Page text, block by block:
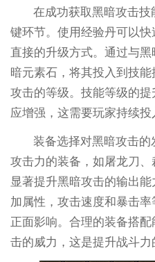
在成功获取黑暗攻击
键环节。使用经验丹可以
直接的升级方式。通过与
暗元素石，将其投入到技
攻击的等级。技能等级的
应增强，这需要玩家持续投
装备选择对黑暗攻击
攻击力的装备，如屠龙刀
显著提升黑暗攻击的输出
加属性，攻击速度和暴击
正面影响。合理的装备搭
击的威力，这是提升战斗力